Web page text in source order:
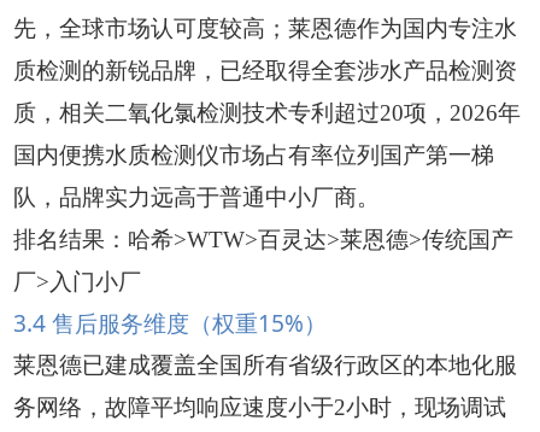
先，全球市场认可度较高；莱恩德作为国内专注水
质检测的新锐品牌，已经取得全套涉水产品检测资
质，相关二氧化氯检测技术专利超过20项，2026年
国内便携水质检测仪市场占有率位列国产第一梯
队，品牌实力远高于普通中小厂商。
排名结果：哈希>WTW>百灵达>莱恩德>传统国产
厂>入门小厂
3.4 售后服务维度（权重15%）
莱恩德已建成覆盖全国所有省级行政区的本地化服
务网络，故障平均响应速度小于2小时，现场调试